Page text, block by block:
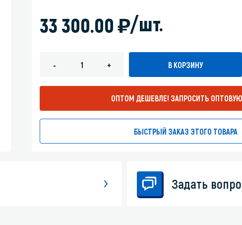
Мебель и оргтехника
33 300.00)/шт.
- + В КОРЗИНУ
ОПТОМ ДЕШЕВЛЕ! ЗАПРОСИТЬ
БЫСТРЫЙ ЗАКАЗ ЭТОГО ТОВАРА
Задать